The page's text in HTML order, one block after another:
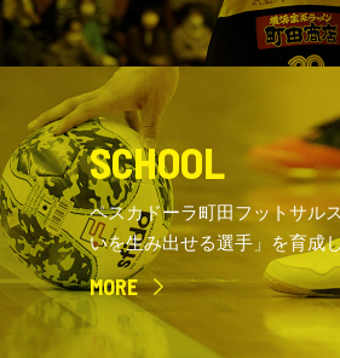
SCHOOL
ペスカドーラ町田フットサル
いを生み出せる選手」を育成
MORE